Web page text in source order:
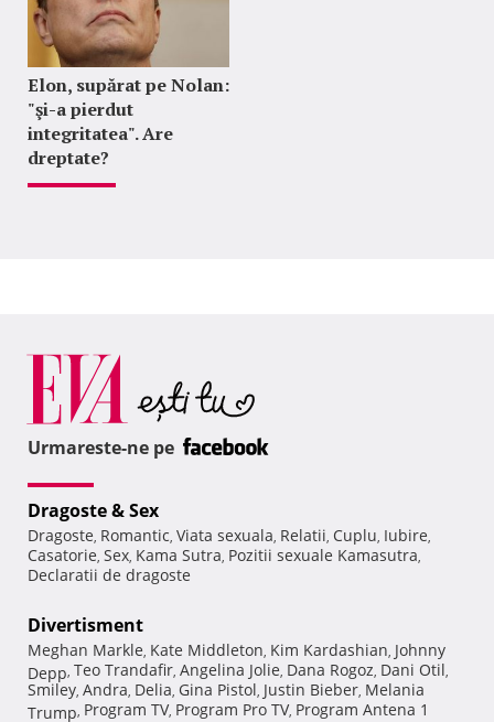
Elon, supărat pe Nolan:
"şi-a pierdut
integritatea". Are
dreptate?
Urmareste-ne pe
Dragoste & Sex
Dragoste, Romantic, Viata sexuala, Relatii, Cuplu, Iubire,
Casatorie, Sex, Kama Sutra, Pozitii sexuale Kamasutra,
Declaratii de dragoste
Divertisment
Meghan Markle, Kate Middleton, Kim Kardashian, Johnny
Depp, Teo Trandafir, Angelina Jolie, Dana Rogoz, Dani Otil,
Smiley, Andra, Delia, Gina Pistol, Justin Bieber, Melania
Trump, Program TV, Program Pro TV, Program Antena 1